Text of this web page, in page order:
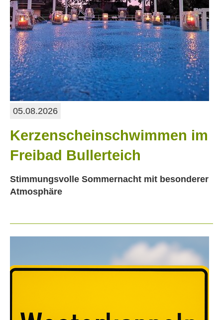
05.08.2026
Kerzenscheinschwimmen im
Freibad Bullerteich
Stimmungsvolle Sommernacht mit besonderer
Atmosphäre